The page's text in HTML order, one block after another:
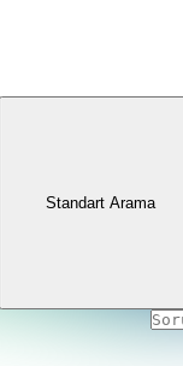
Standart Arama